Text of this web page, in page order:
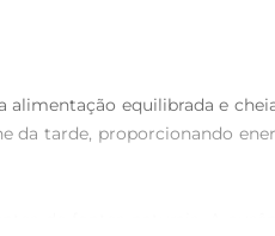
equilibrada e
tarde, proporcionando